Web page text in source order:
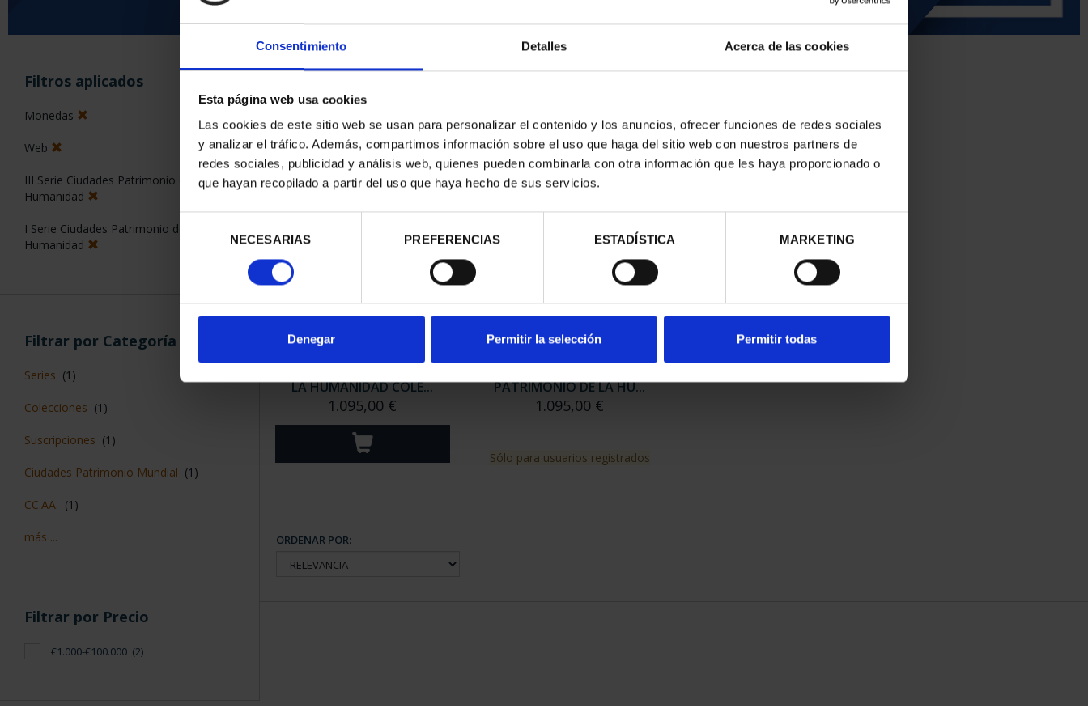
Consentimiento Detalles Acerca de las cookies
Esta página web usa cookies
Las cookies de este sitio web se usan para personalizar el contenido y los anuncios, ofrecer funciones de redes sociales
y analizar el tráfico. Además, compartimos información sobre el uso que haga del sitio web con nuestros partners de
redes sociales, publicidad y análisis web, quienes pueden combinarla con otra información que les haya proporcionado o
que hayan recopilado a partir del uso que haya hecho de sus servicios.
consentimiento
NECESARIAS PREFERENCIAS ESTADÍSTICA MARKETING
Denegar Permitir la selección Permitir todas
Filtros aplicados
Monedas
Web
III Serie Ciudades Patrimonio de la
Humanidad
I Serie Ciudades Patrimonio de la
Humanidad
Filtrar por Categoría
Series (1)
Colecciones (1)
Suscripciones (1)
Ciudades Patrimonio Mundial (1)
CC.AA. (1)
más ...
Filtrar por Precio
€1.000-€100.000 (2)
ORDENAR POR:
2 Productos encontrados
CIUDADES PATRIMONIO DE
LA HUMANIDAD COLE...
1.095,00 €
SUSCRIPCIÓN CIUDADES
PATRIMONIO DE LA HU...
1.095,00 €
Sólo para usuarios registrados
ORDENAR POR: